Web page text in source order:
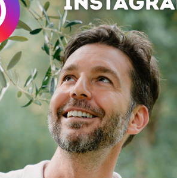
c'est Pomplamoose. Un groupe
fou !
tout frais tout bon, et 100% pur web. A
via Youtube et les réseaux sociaux. La
c'est Jack...